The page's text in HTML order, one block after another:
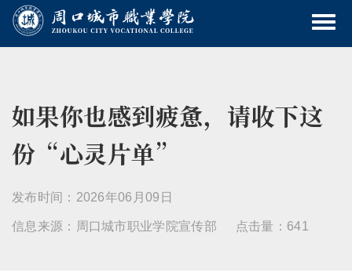
如果你也感到疲惫，请收下这
份“心灵片单”
发布时间：2026年06月09日
信息来源：周口城市职业学院宣传部 点击量：641